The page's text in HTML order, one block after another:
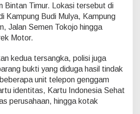
m
a
L
k
s
i
d
B
i
Bintan Timur. Lokasi tersebut di
Kampung Budi Mulya, Kampung
Jalan Semen Tokojo hingga
Motor.
kedua tersangka, polisi juga
bukti yang diduga hasil tindak
unit telepon genggam
identitas, Kartu Indonesia Sehat
perusahaan, hingga kotak